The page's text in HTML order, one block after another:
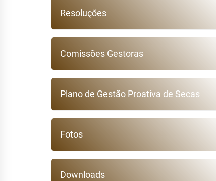
Resoluções
Comissões Gestoras
Plano de Gestão Proativa de Secas
Fotos
Downloads